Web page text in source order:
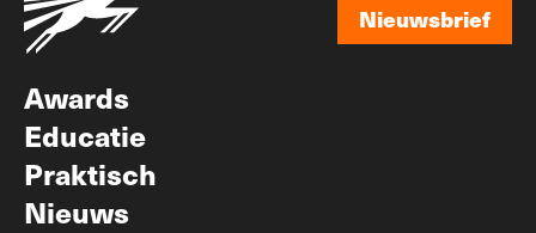
Nieuwsbrief
Awards
Educatie
Praktisch
Nieuws